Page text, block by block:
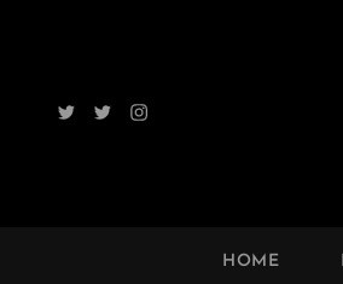
TwitterRadioInstagram
HOME